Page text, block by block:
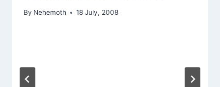
By Nehemoth 18 July, 2008